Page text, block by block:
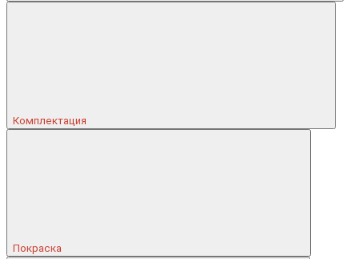
Комплектация
Покраска